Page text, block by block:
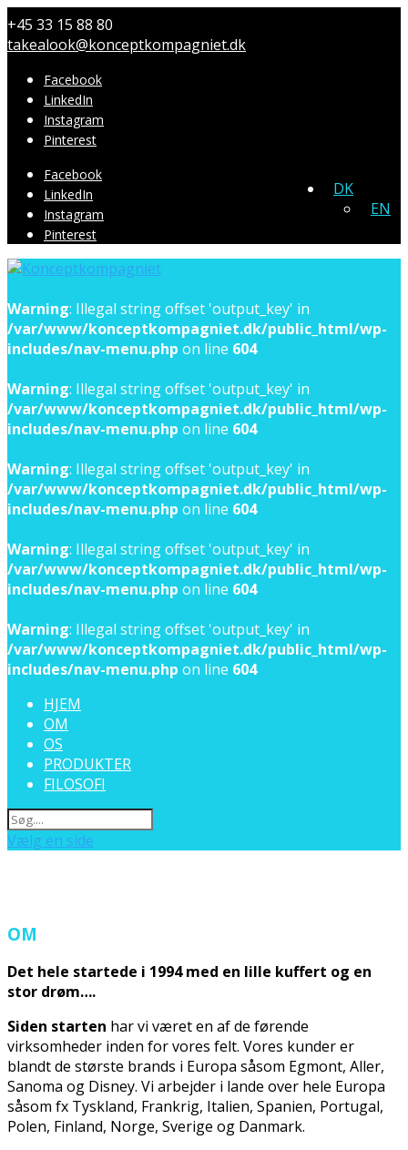
+45 33 15 88 80
takealook@konceptkompagniet.dk
Facebook
LinkedIn
Instagram
Pinterest
DK
EN
Facebook
LinkedIn
Instagram
Pinterest
Warning: Illegal string offset 'output_key' in
/var/www/konceptkompagniet.dk/public_html/wp-
includes/nav-menu.php on line 604
Warning: Illegal string offset 'output_key' in
/var/www/konceptkompagniet.dk/public_html/wp-
includes/nav-menu.php on line 604
Warning: Illegal string offset 'output_key' in
/var/www/konceptkompagniet.dk/public_html/wp-
includes/nav-menu.php on line 604
Warning: Illegal string offset 'output_key' in
/var/www/konceptkompagniet.dk/public_html/wp-
includes/nav-menu.php on line 604
Warning: Illegal string offset 'output_key' in
/var/www/konceptkompagniet.dk/public_html/wp-
includes/nav-menu.php on line 604
HJEM
OM
OS
PRODUKTER
FILOSOFI
Vælg en side
OM
Det hele startede i 1994 med en lille kuffert og en
stor drøm….
Siden starten har vi været en af de førende
virksomheder inden for vores felt. Vores kunder er
blandt de største brands i Europa såsom Egmont, Aller,
Sanoma og Disney. Vi arbejder i lande over hele Europa
såsom fx Tyskland, Frankrig, Italien, Spanien, Portugal,
Polen, Finland, Norge, Sverige og Danmark.